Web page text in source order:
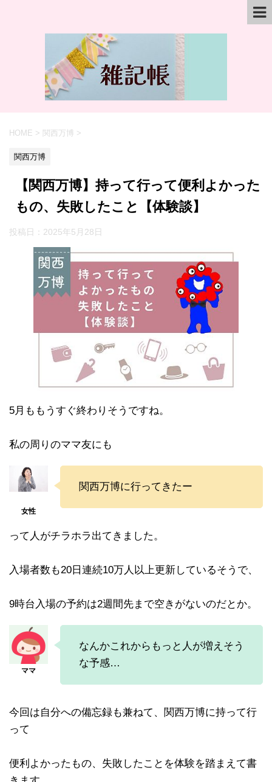
HOME > 関西万博 >
関西万博
【関西万博】持って行って便利よかった
もの、失敗したこと【体験談】
投稿日： 2025年5月28日
5月ももうすぐ終わりそうですね。
私の周りのママ友にも
関西万博に行ってきたー
って人がチラホラ出てきました。
入場者数も20日連続10万人以上更新しているそうで、
9時台入場の予約は2週間先まで空きがないのだとか。
なんかこれからもっと人が増えそう
な予感…
今回は自分への備忘録も兼ねて、関西万博に持って行
って
便利よかったもの、失敗したことを体験を踏まえて書